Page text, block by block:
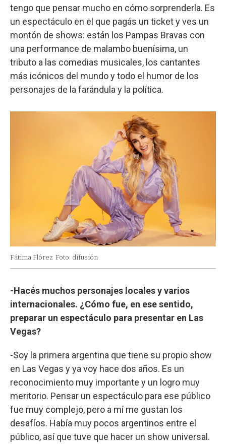
tengo que pensar mucho en cómo sorprenderla. Es
un espectáculo en el que pagás un ticket y ves un
montón de shows: están los Pampas Bravas con
una performance de malambo buenísima, un
tributo a las comedias musicales, los cantantes
más icónicos del mundo y todo el humor de los
personajes de la farándula y la política.
Fátima Flórez Foto: difusión
-Hacés muchos personajes locales y varios
internacionales. ¿Cómo fue, en ese sentido,
preparar un espectáculo para presentar en Las
Vegas?
-Soy la primera argentina que tiene su propio show
en Las Vegas y ya voy hace dos años. Es un
reconocimiento muy importante y un logro muy
meritorio. Pensar un espectáculo para ese público
fue muy complejo, pero a mí me gustan los
desafíos. Había muy pocos argentinos entre el
público, así que tuve que hacer un show universal.